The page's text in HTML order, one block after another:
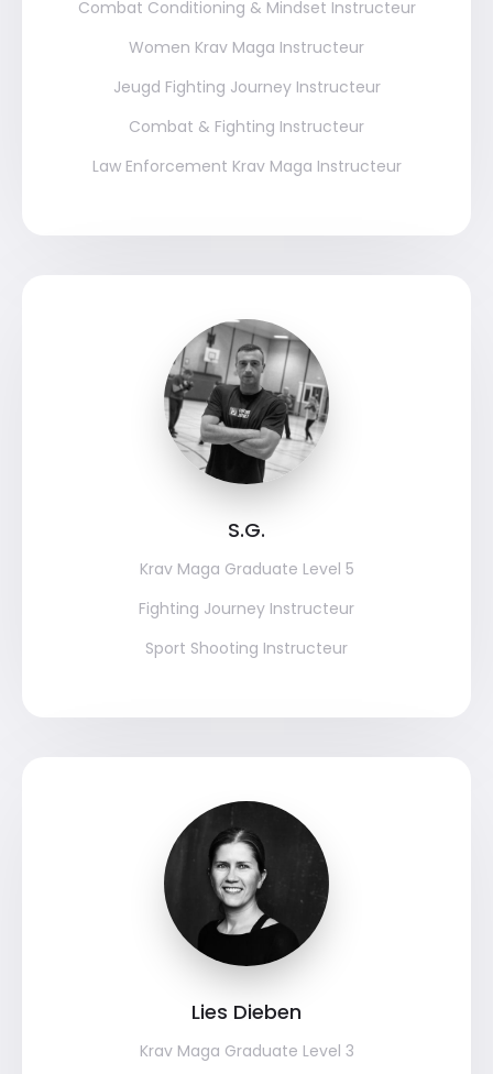
Combat Conditioning & Mindset Instructeur
Women Krav Maga Instructeur
Jeugd Fighting Journey Instructeur
Combat & Fighting Instructeur
Law Enforcement Krav Maga Instructeur
S.G.
Krav Maga Graduate Level 5
Fighting Journey Instructeur
Sport Shooting Instructeur
Lies Dieben
Krav Maga Graduate Level 3